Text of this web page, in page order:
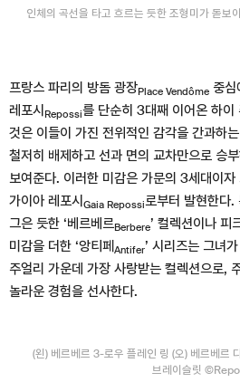
인체의 곡선을 타고 흐르는 듯한 조형미가 돋
프랑스 파리의 방돔 광장Place Vendôme 중심
레포시Repossi를 단순히 3대째 이어온 하이
것은 이들이 가진 전위적인 감각을 간과하
철저히 배제하고 선과 면의 교차만으로 승
보여준다. 이러한 미감은 가문의 3세대이자
가이아 레포시Gaia Repossi로부터 발현한다.
그은 듯한 ‘베르베르Berbere’ 컬렉션이나 피
미감을 더한 ‘앙티페Antifer’ 시리즈는 그녀
주얼리 가운데 가장 사랑받는 컬렉션으로,
놀라운 경험을 선사한다.
(왼) 베르베르 3-로우 플레인 링 (오) 베르베르
브레이슬릿